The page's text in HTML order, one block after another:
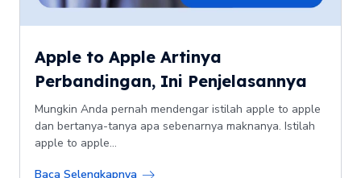
Apple to Apple Artinya
Perbandingan, Ini Penjelasannya
Mungkin Anda pernah mendengar istilah apple to apple
dan bertanya-tanya apa sebenarnya maknanya. Istilah
apple to apple...
Baca Selengkapnya